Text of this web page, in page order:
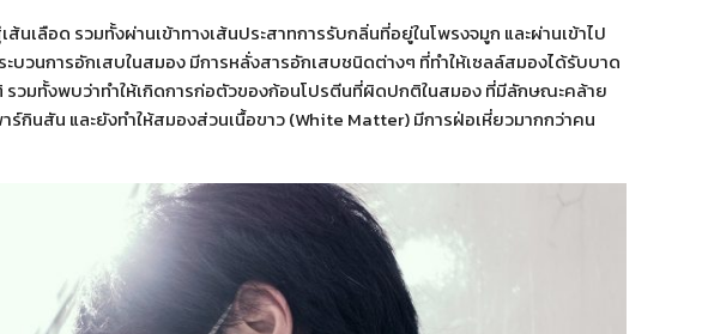
ส้นเลือด รวมทั้งผ่านเข้าทางเส้นประสาทการรับกลิ่นที่อยู่ในโพรงจมูก และผ่านเข้าไป
ะบวนการอักเสบในสมอง มีการหลั่งสารอักเสบชนิดต่างๆ ที่ทำให้เซลล์สมองได้รับบาด
รวมทั้งพบว่าทำให้เกิดการก่อตัวของก้อนโปรตีนที่ผิดปกติในสมอง ที่มีลักษณะคล้าย
ร์กินสัน และยังทำให้สมองส่วนเนื้อขาว (White Matter) มีการฝ่อเหี่ยวมากกว่าคน